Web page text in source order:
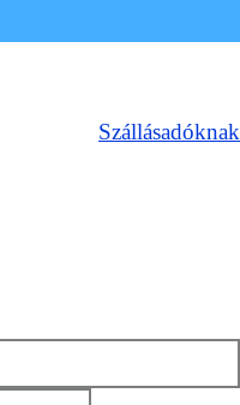
Szállásadóknak